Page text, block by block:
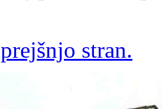
prejšnjo stran.